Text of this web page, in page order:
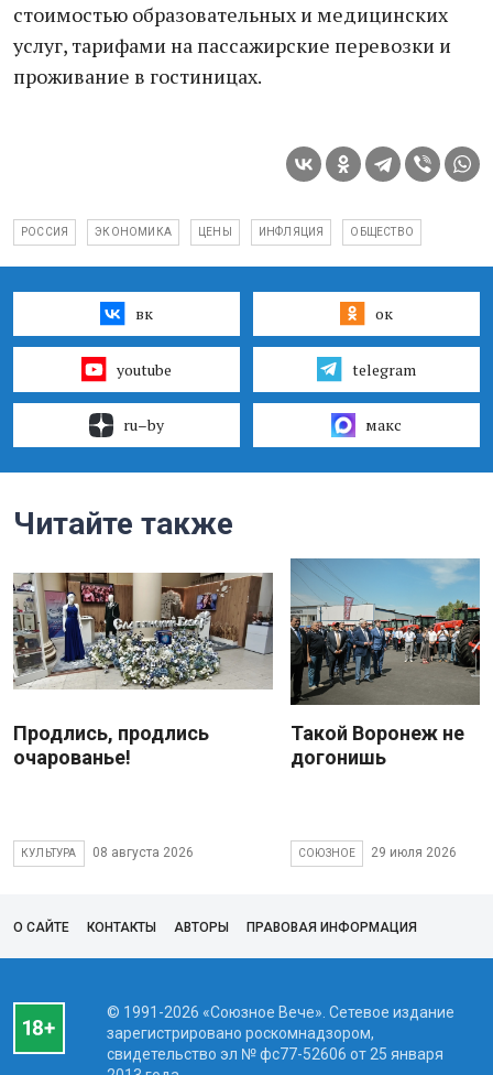
стоимостью образовательных и медицинских
услуг, тарифами на пассажирские перевозки и
проживание в гостиницах.
РОССИЯ ЭКОНОМИКА ЦЕНЫ ИНФЛЯЦИЯ ОБЩЕСТВО
вк ок
youtube telegram
ru–by макс
Читайте также
Продлись, продлись
очарованье!
КУЛЬТУРА 08 августа 2026
Такой Воронеж не
догонишь
СОЮЗНОЕ 29 июля 2026
О САЙТЕ КОНТАКТЫ АВТОРЫ ПРАВОВАЯ ИНФОРМАЦИЯ
© 1991-2026 «Союзное Вече». Сетевое издание
зарегистрировано роскомнадзором,
свидетельство эл № фc77-52606 от 25 января